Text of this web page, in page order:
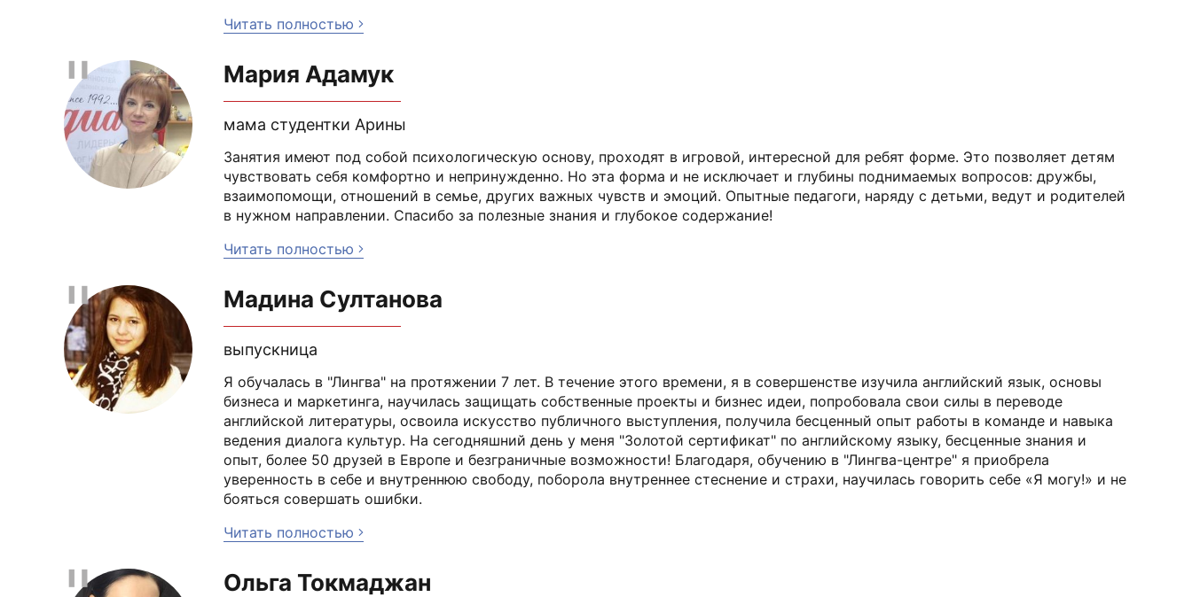
Читать полностью
Мария Адамук
мама студентки Арины
Занятия имеют под собой психологическую основу, проходят в игровой, интересной для ребят форме. Это позволяет детям
чувствовать себя комфортно и непринужденно. Но эта форма и не исключает и глубины поднимаемых вопросов: дружбы,
взаимопомощи, отношений в семье, других важных чувств и эмоций. Опытные педагоги, наряду с детьми, ведут и родителей
в нужном направлении. Спасибо за полезные знания и глубокое содержание!
Читать полностью
Мадина Султанова
выпускница
Я обучалась в "Лингва" на протяжении 7 лет. В течение этого времени, я в совершенстве изучила английский язык, основы
бизнеса и маркетинга, научилась защищать собственные проекты и бизнес идеи, попробовала свои силы в переводе
английской литературы, освоила искусство публичного выступления, получила бесценный опыт работы в команде и навыка
ведения диалога культур. На сегодняшний день у меня "Золотой сертификат" по английскому языку, бесценные знания и
опыт, более 50 друзей в Европе и безграничные возможности! Благодаря, обучению в "Лингва-центре" я приобрела
уверенность в себе и внутреннюю свободу, поборола внутреннее стеснение и страхи, научилась говорить себе «Я могу!» и не
бояться совершать ошибки.
Читать полностью
Ольга Токмаджан